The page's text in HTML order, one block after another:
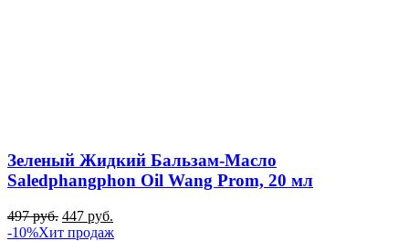
Зеленый Жидкий Бальзам-Масло
Saledphangphon Oil Wang Prom, 20 мл
497руб. 447 руб.
-10%Хит продаж